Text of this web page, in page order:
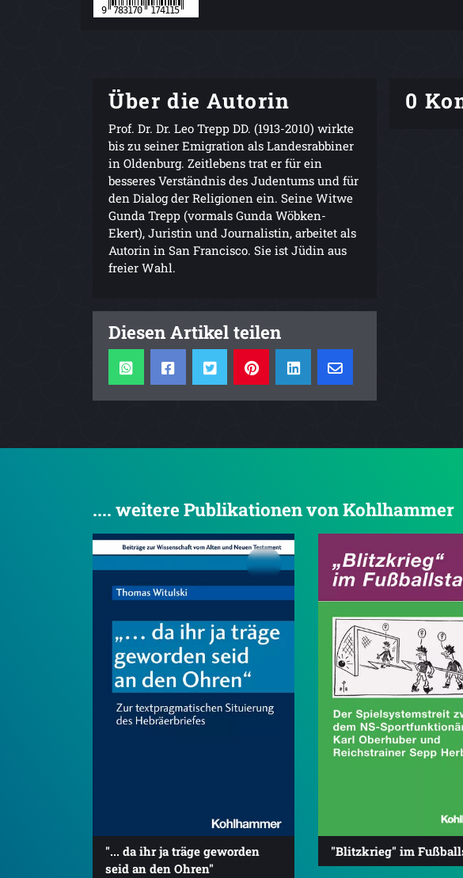
Über die Autorin
Prof. Dr. Dr. Leo Trepp DD. (1913-2010) wirkte
bis zu seiner Emigration als Landesrabbiner
in Oldenburg. Zeitlebens trat er für ein
besseres Verständnis des Judentums und für
den Dialog der Religionen ein. Seine Witwe
Gunda Trepp (vormals Gunda Wöbken-
Ekert), Juristin und Journalistin, arbeitet als
Autorin in San Francisco. Sie ist Jüdin aus
freier Wahl.
Diesen Artikel teilen
0
.... weitere Publikationen von Kohlhammer
"... da ihr ja träge geworden
seid an den Ohren"
"Blitzkrieg" im